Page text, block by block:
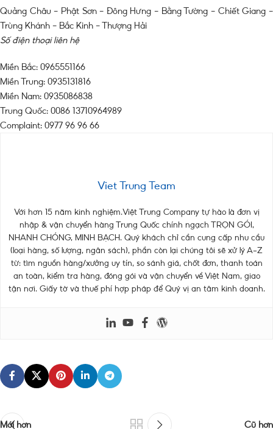
Quảng Châu – Phật Sơn – Đông Hưng – Bằng Tường – Chiết Giang –
Trùng Khánh – Bắc Kinh – Thượng Hải
Số điện thoại liên hệ
Miền Bắc: 0965551166
Miền Trung: 0935131816
Miền Nam: 0935086838
Trung Quốc: 0086 13710964989
Complaint: 0977 96 96 66
Viet Trung Team
Với hơn 15 năm kinh nghiệm.Việt Trung Company tự hào là đơn vị
nhập & vận chuyển hàng Trung Quốc chính ngạch TRỌN GÓI,
NHANH CHÓNG, MINH BẠCH. Quý khách chỉ cần cung cấp nhu cầu
(loại hàng, số lượng, ngân sách), phần còn lại chúng tôi sẽ xử lý A–Z
từ: tìm nguồn hàng/xưởng uy tín, so sánh giá, chốt đơn, thanh toán
an toàn, kiểm tra hàng, đóng gói và vận chuyển về Việt Nam, giao
tận nơi. Giấy tờ và thuế phí hợp pháp để Quý vị an tâm kinh doanh.
Mới hơn Cũ hơn